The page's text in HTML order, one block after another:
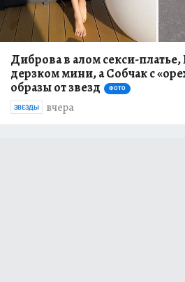
Диброва в алом секси-
дерзком мини, а Собчак с
образы от звезд
ФОТО
вчера
ЗВЕЗДЫ